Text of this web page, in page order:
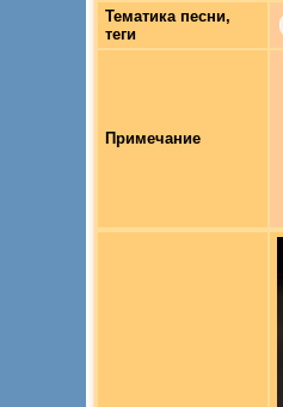
Тематика песни,
теги
Примечание